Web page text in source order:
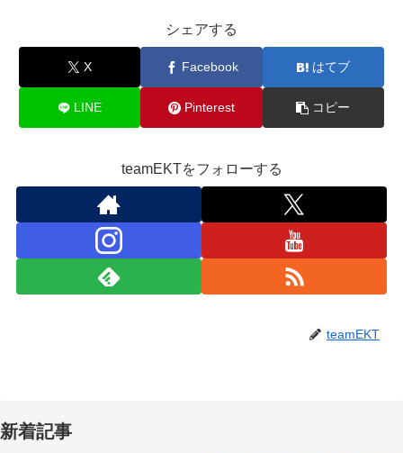
シェアする
X Facebook はてブ
LINE Pinterest コピー
teamEKTをフォローする
teamEKT
新着記事